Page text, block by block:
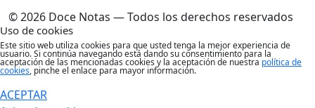
© 2026 Doce Notas — Todos los derechos reservados
Uso de cookies
Este sitio web utiliza cookies para que usted tenga la mejor experiencia de
usuario. Si continúa navegando está dando su consentimiento para la
aceptación de las mencionadas cookies y la aceptación de nuestra política de
cookies, pinche el enlace para mayor información.
ACEPTAR